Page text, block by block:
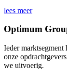
lees meer
Optimum
Ieder
onze
we uitvoerig.